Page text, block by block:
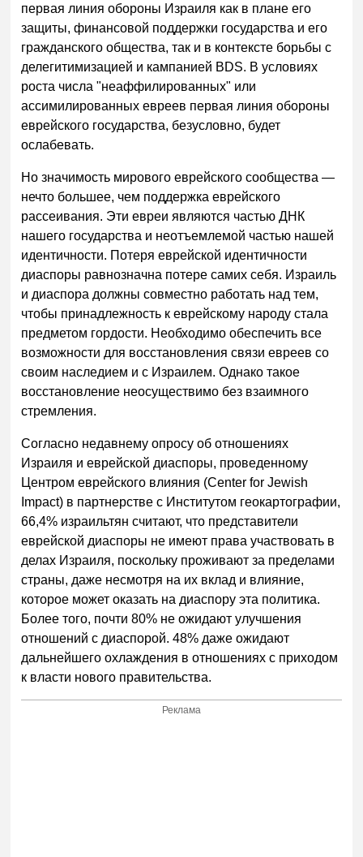
первая линия обороны Израиля как в плане его
защиты, финансовой поддержки государства и его
гражданского общества, так и в контексте борьбы с
делегитимизацией и кампанией BDS. В условиях
роста числа "неаффилированных" или
ассимилированных евреев первая линия обороны
еврейского государства, безусловно, будет
ослабевать.
Но значимость мирового еврейского сообщества —
нечто большее, чем поддержка еврейского
рассеивания. Эти евреи являются частью ДНК
нашего государства и неотъемлемой частью нашей
идентичности. Потеря еврейской идентичности
диаспоры равнозначна потере самих себя. Израиль
и диаспора должны совместно работать над тем,
чтобы принадлежность к еврейскому народу стала
предметом гордости. Необходимо обеспечить все
возможности для восстановления связи евреев со
своим наследием и с Израилем. Однако такое
восстановление неосуществимо без взаимного
стремления.
Согласно недавнему опросу об отношениях
Израиля и еврейской диаспоры, проведенному
Центром еврейского влияния (Center for Jewish
Impact) в партнерстве с Институтом геокартографии,
66,4% израильтян считают, что представители
еврейской диаспоры не имеют права участвовать в
делах Израиля, поскольку проживают за пределами
страны, даже несмотря на их вклад и влияние,
которое может оказать на диаспору эта политика.
Более того, почти 80% не ожидают улучшения
отношений с диаспорой. 48% даже ожидают
дальнейшего охлаждения в отношениях с приходом
к власти нового правительства.
Реклама